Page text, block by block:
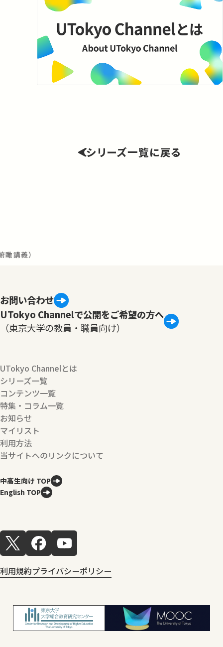
シリーズ一覧に戻る
瞰講義）
お問い合わせ
UTokyo Channelで公開をご希望の方へ
（東京大学の教員・職員向け）
UTokyo Channelとは
シリーズ一覧
コンテンツ一覧
特集・コラム一覧
お知らせ
マイリスト
利用方法
当サイトへのリンクについて
中高生向け TOP
English TOP
利用規約プライバシーポリシー